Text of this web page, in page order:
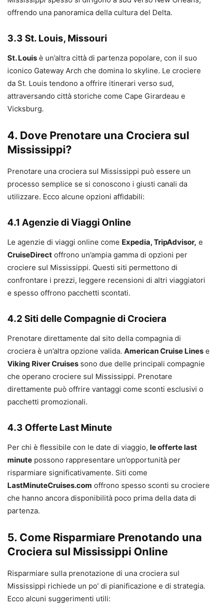
offrendo una panoramica della cultura del Delta.
3.3 St. Louis, Missouri
St. Louis è un’altra città di partenza popolare, con il suo
iconico Gateway Arch che domina lo skyline. Le crociere
da St. Louis tendono a offrire itinerari verso sud,
attraversando città storiche come Cape Girardeau e
Vicksburg.
4. Dove Prenotare una Crociera sul
Mississippi?
Prenotare una crociera sul Mississippi può essere un
processo semplice se si conoscono i giusti canali da
utilizzare. Ecco alcune opzioni affidabili:
4.1 Agenzie di Viaggi Online
Le agenzie di viaggi online come Expedia, TripAdvisor, e
CruiseDirect offrono un’ampia gamma di opzioni per
crociere sul Mississippi. Questi siti permettono di
confrontare i prezzi, leggere recensioni di altri viaggiatori
e spesso offrono pacchetti scontati.
4.2 Siti delle Compagnie di Crociera
Prenotare direttamente dal sito della compagnia di
crociera è un’altra opzione valida. American Cruise Lines e
Viking River Cruises sono due delle principali compagnie
che operano crociere sul Mississippi. Prenotare
direttamente può offrire vantaggi come sconti esclusivi o
pacchetti promozionali.
4.3 Offerte Last Minute
Per chi è flessibile con le date di viaggio, le offerte last
minute possono rappresentare un’opportunità per
risparmiare significativamente. Siti come
LastMinuteCruises.com offrono spesso sconti su crociere
che hanno ancora disponibilità poco prima della data di
partenza.
5. Come Risparmiare Prenotando una
Crociera sul Mississippi Online
Risparmiare sulla prenotazione di una crociera sul
Mississippi richiede un po’ di pianificazione e di strategia.
Ecco alcuni suggerimenti utili: